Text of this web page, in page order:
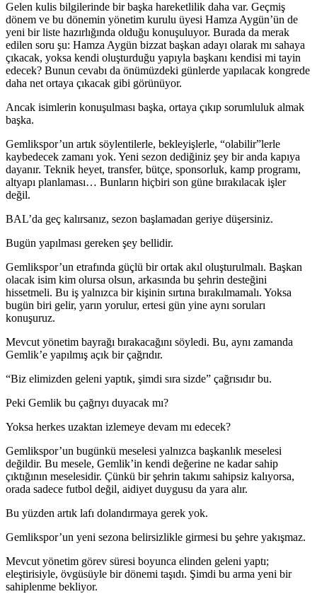
Gelen kulis bilgilerinde bir başka hareketlilik daha var. Geçmiş
dönem ve bu dönemin yönetim kurulu üyesi Hamza Aygün’ün de
yeni bir liste hazırlığında olduğu konuşuluyor. Burada da merak
edilen soru şu: Hamza Aygün bizzat başkan adayı olarak mı sahaya
çıkacak, yoksa kendi oluşturduğu yapıyla başkanı kendisi mi tayin
edecek? Bunun cevabı da önümüzdeki günlerde yapılacak kongrede
daha net ortaya çıkacak gibi görünüyor.
Ancak isimlerin konuşulması başka, ortaya çıkıp sorumluluk almak
başka.
Gemlikspor’un artık söylentilerle, bekleyişlerle, “olabilir”lerle
kaybedecek zamanı yok. Yeni sezon dediğiniz şey bir anda kapıya
dayanır. Teknik heyet, transfer, bütçe, sponsorluk, kamp programı,
altyapı planlaması… Bunların hiçbiri son güne bırakılacak işler
değil.
BAL’da geç kalırsanız, sezon başlamadan geriye düşersiniz.
Bugün yapılması gereken şey bellidir.
Gemlikspor’un etrafında güçlü bir ortak akıl oluşturulmalı. Başkan
olacak isim kim olursa olsun, arkasında bu şehrin desteğini
hissetmeli. Bu iş yalnızca bir kişinin sırtına bırakılmamalı. Yoksa
bugün biri gelir, yarın yorulur, ertesi gün yine aynı soruları
konuşuruz.
Mevcut yönetim bayrağı bırakacağını söyledi. Bu, aynı zamanda
Gemlik’e yapılmış açık bir çağrıdır.
“Biz elimizden geleni yaptık, şimdi sıra sizde” çağrısıdır bu.
Peki Gemlik bu çağrıyı duyacak mı?
Yoksa herkes uzaktan izlemeye devam mı edecek?
Gemlikspor’un bugünkü meselesi yalnızca başkanlık meselesi
değildir. Bu mesele, Gemlik’in kendi değerine ne kadar sahip
çıktığının meselesidir. Çünkü bir şehrin takımı sahipsiz kalıyorsa,
orada sadece futbol değil, aidiyet duygusu da yara alır.
Bu yüzden artık lafı dolandırmaya gerek yok.
Gemlikspor’un yeni sezona belirsizlikle girmesi bu şehre yakışmaz.
Mevcut yönetim görev süresi boyunca elinden geleni yaptı;
eleştirisiyle, övgüsüyle bir dönemi taşıdı. Şimdi bu arma yeni bir
sahiplenme bekliyor.